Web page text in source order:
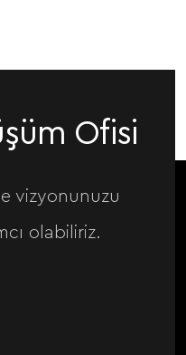
Ofisi
vizyonunuzu
olabiliriz.